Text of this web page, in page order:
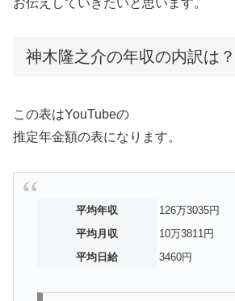
神木隆之介の年収の内訳は？
この表はYouTubeの
推定年金額の表になります。
平均年収
126万3035円
平均月収
10万3811円
平均日給
3460円